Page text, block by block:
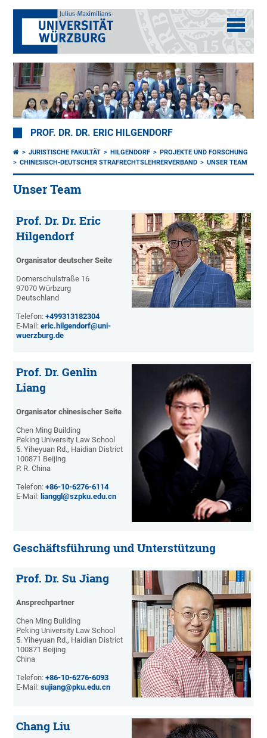
PROF. DR. DR. ERIC HILGENDORF
JURISTISCHE FAKULTÄT HILGENDORF
PROJEKTE UND FORSCHUNG
CHINESISCH-DEUTSCHER STRAFRECHTSLEHRERVERBAND
UNSER TEAM
Unser Team
Prof. Dr. Dr. Eric
Hilgendorf
Organisator deutscher Seite
Domerschulstraße 16
97070 Würbzurg
Deutschland
Telefon:+499313182304
E-Mail:eric.hilgendorf@uni-
wuerzburg.de
Prof. Dr. Genlin
Liang
Organisator chinesischer Seite
Chen Ming Building
Peking University Law School
5. Yiheyuan Rd., Haidian District
100871 Beijing
P. R. China
Telefon:+86-10-6276-6114
E-Mail: lianggl@szpku.edu.cn
Geschäftsführung und Unterstützung
Prof. Dr. Su Jiang
Ansprechpartner
Chen Ming Building
Peking University Law School
5. Yiheyuan Rd., Haidian District
100871 Beijing
China
Telefon:+86-10-6276-6093
E-Mail:sujiang@pku.edu.cn
Chang Liu